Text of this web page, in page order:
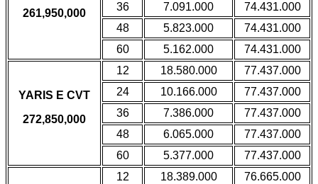
261,950,000
36
7.091.000
74.431.000
48
5.823.000
74.431.000
60
5.162.000 74.431.000
YARIS E CVT
272,850,000
12 18.580.000
77.437.000
24
10.166.000
77.437.000
36
7.386.000
77.437.000
48
6.065.000
77.437.000
60
5.377.000 77.437.000
12 18.389.000
76.665.000